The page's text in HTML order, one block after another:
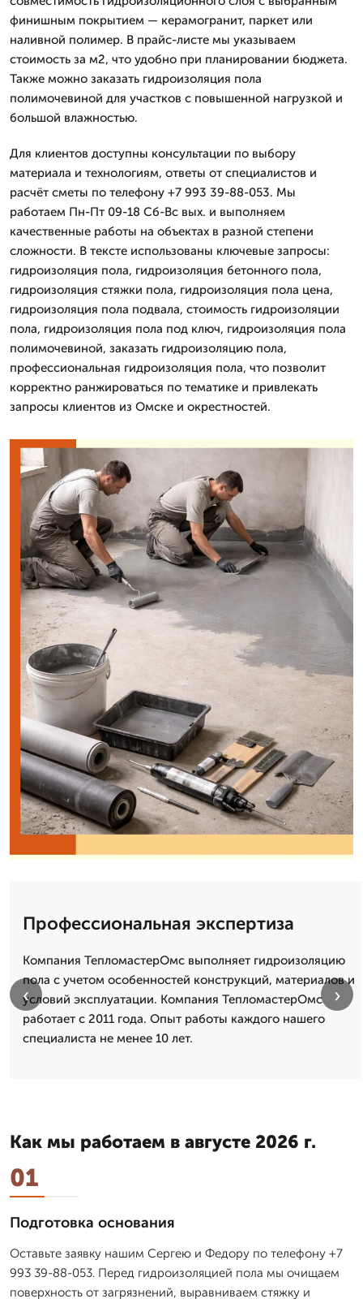
финишным покрытием — керамогранит, паркет или
наливной полимер. В прайс-листе мы указываем
стоимость за м2, что удобно при планировании бюджета.
Также можно заказать гидроизоляция пола
полимочевиной для участков с повышенной нагрузкой и
большой влажностью.
Для клиентов доступны консультации по выбору
материала и технологиям, ответы от специалистов и
расчёт сметы по телефону +7 993 39-88-053. Мы
работаем Пн-Пт 09-18 Сб-Вс вых. и выполняем
качественные работы на объектах в разной степени
сложности. В тексте использованы ключевые запросы:
гидроизоляция пола, гидроизоляция бетонного пола,
гидроизоляция стяжки пола, гидроизоляция пола цена,
гидроизоляция пола подвала, стоимость гидроизоляции
пола, гидроизоляция пола под ключ, гидроизоляция пола
полимочевиной, заказать гидроизоляцию пола,
профессиональная гидроизоляция пола, что позволит
корректно ранжироваться по тематике и привлекать
запросы клиентов из Омске и окрестностей.
Профессиональная экспертиза
Компания ТепломастерОмс выполняет гидроизоляцию
пола с учетом особенностей конструкций, материалов и
условий эксплуатации. Компания ТепломастерОмс
работает с 2011 года. Опыт работы каждого нашего
специалиста не менее 10 лет.
‹ ›
Как мы работаем в августе 2026 г.
01
Подготовка основания
Оставьте заявку нашим Сергею и Федору по телефону +7
993 39-88-053. Перед гидроизоляцией пола мы очищаем
поверхность от загрязнений, выравниваем стяжку и